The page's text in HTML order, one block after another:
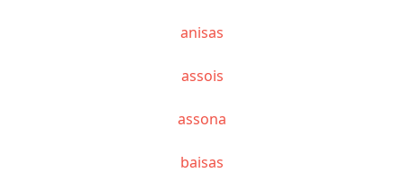
anisas
assois
assona
baisas